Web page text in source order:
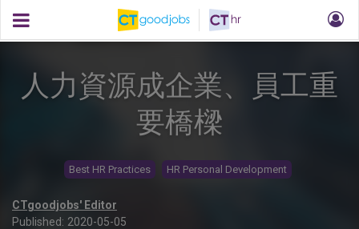
人力資源成企業、員工重
要橋樑
Best HR Practices HR Personal Development
CTgoodjobs' Editor
Published: 2020-05-05